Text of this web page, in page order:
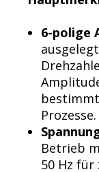
6-polige
Prozesse.
Betrieb
50 Hz für